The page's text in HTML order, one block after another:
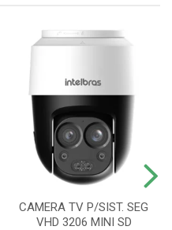
CAMERA TV P/SIST. SEG
VHD 3206 MINI SD